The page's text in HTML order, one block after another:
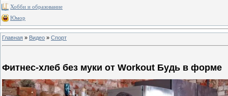
Хобби и образование
Юмор
Главная » Видео » Спорт
Фитнес-хлеб без муки от Workout Будь в форме